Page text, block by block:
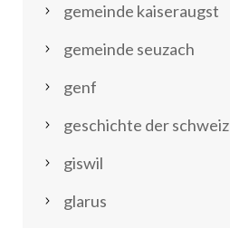
gemeinde kaiseraugst
gemeinde seuzach
genf
geschichte der schweiz
giswil
glarus